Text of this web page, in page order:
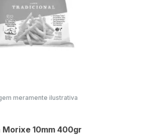
meramente ilustrativa
10mm 400gr